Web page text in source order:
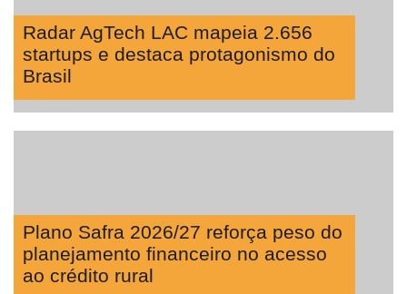
Radar AgTech LAC mapeia 2.656
startups e destaca protagonismo do
Brasil
Plano Safra 2026/27 reforça peso do
planejamento financeiro no acesso
ao crédito rural